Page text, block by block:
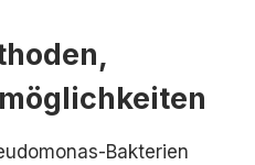
Bakterien